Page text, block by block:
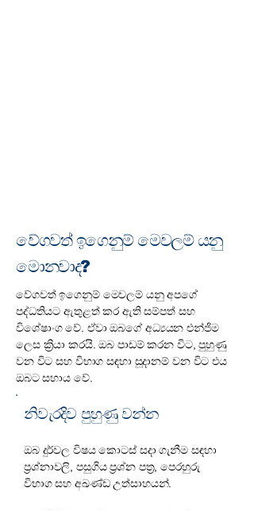
වේගවත් ඉගෙනුම් මෙවලම් යනු
මොනවාද?
වේගවත් ඉගෙනුම් මෙවලම් යනු අපගේ
පද්ධතියට ඇතුළත් කර ඇති සම්පත් සහ
විශේෂාංග වේ. ඒවා ඔබගේ අධ්‍යයන එන්ජිම
ලෙස ක්‍රියා කරයි. ඔබ පාඩම් කරන විට, පුහුණු
වන විට සහ විභාග සඳහා සූදානම් වන විට එය
ඔබට සහාය වේ.
නිවැරදිව පුහුණු වන්න
ඔබ දුර්වල විෂය කොටස් සදා ගැනීම සඳහා
ප්‍රශ්නාවලි, පසුගිය ප්‍රශ්න පත්‍ර, පෙරහුරු
විභාග සහ අඛණ්ඩ උත්සාහයන්.